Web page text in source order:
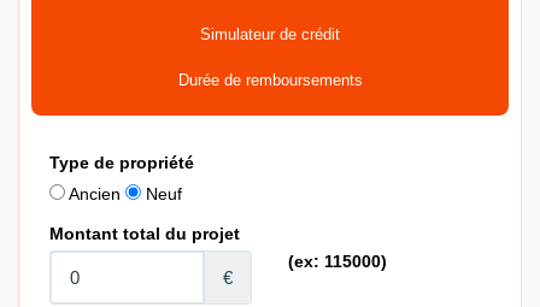
Simulateur de crédit
Durée de remboursements